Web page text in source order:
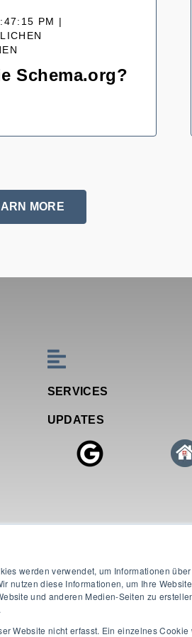
werden verwendet, um Informationen
nutzen diese Informationen, um Ihre
und anderen Medien-Seiten zu
Website nicht erfasst. Ein einzelnes
PM |
Schema.org?
MORE
SERVICES
UPDATES